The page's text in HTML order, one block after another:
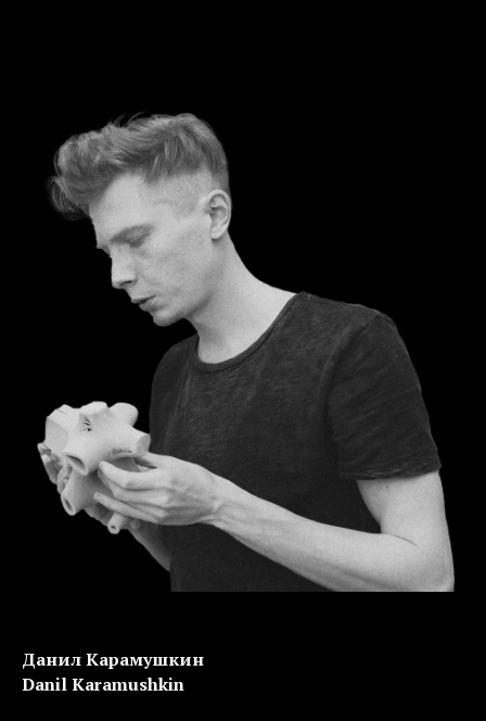
Данил Карамушкин
Danil Karamushkin